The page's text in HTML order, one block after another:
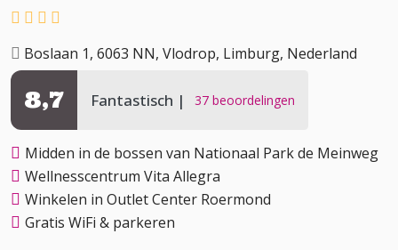
Boslaan 1, 6063 NN, Vlodrop, Limburg, Nederland
Fantastisch 37 beoordelingen
8,7
Midden in de bossen van Nationaal Park de Meinweg
Wellnesscentrum Vita Allegra
Winkelen in Outlet Center Roermond
Gratis WiFi & parkeren